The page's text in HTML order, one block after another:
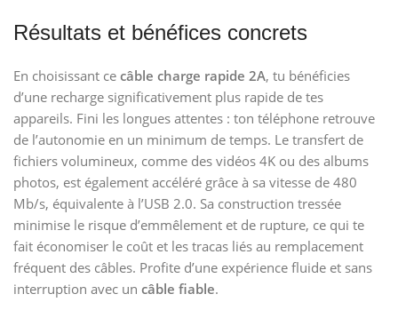
Résultats et bénéfices concrets
En choisissant ce câble charge rapide 2A, tu bénéficies
d’une recharge significativement plus rapide de tes
appareils. Fini les longues attentes : ton téléphone retrouve
de l’autonomie en un minimum de temps. Le transfert de
fichiers volumineux, comme des vidéos 4K ou des albums
photos, est également accéléré grâce à sa vitesse de 480
Mb/s, équivalente à l’USB 2.0. Sa construction tressée
minimise le risque d’emmêlement et de rupture, ce qui te
fait économiser le coût et les tracas liés au remplacement
fréquent des câbles. Profite d’une expérience fluide et sans
interruption avec un câble fiable.